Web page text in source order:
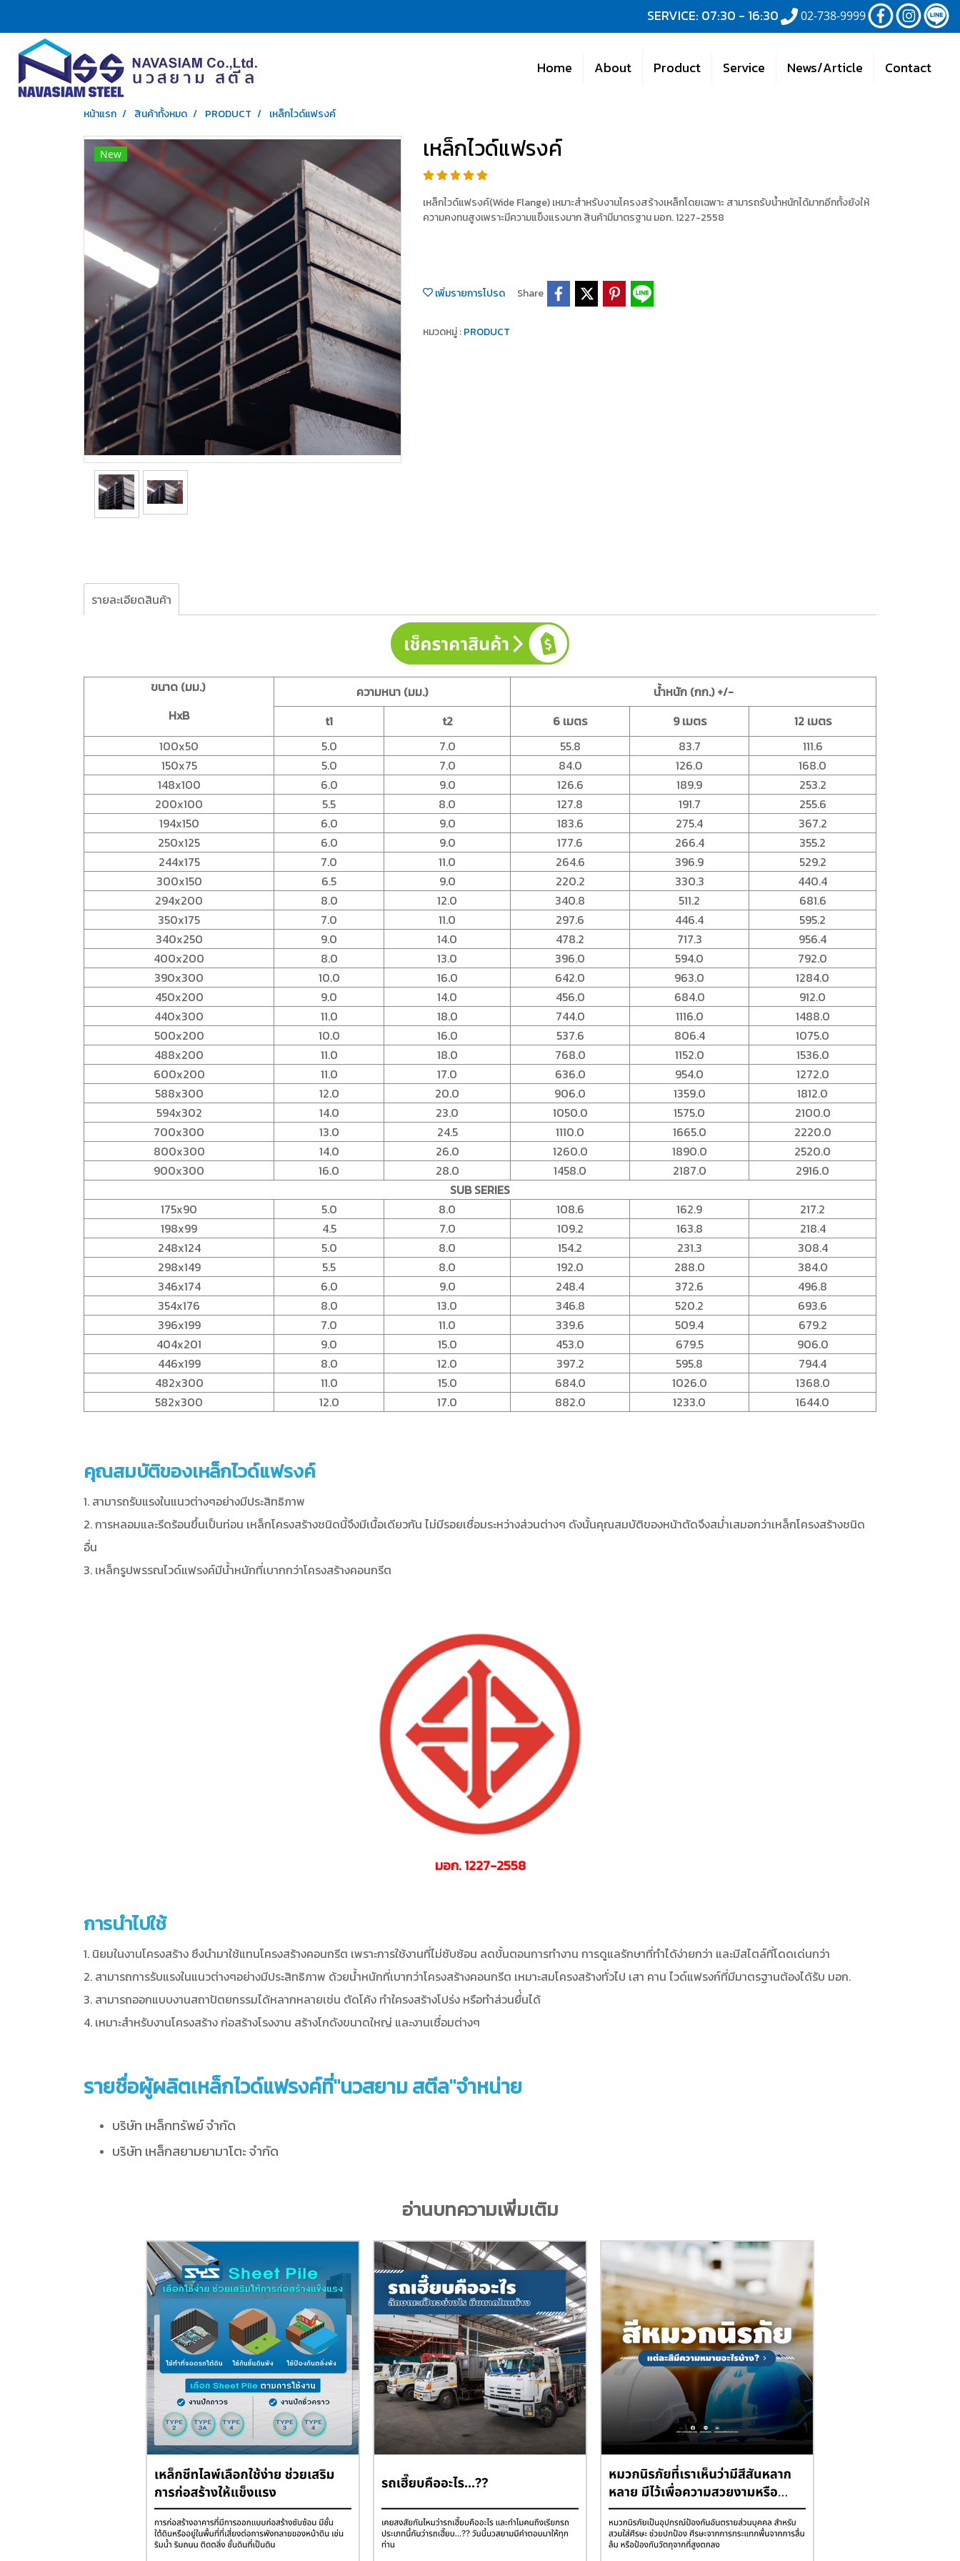
SERVICE: 07:30 - 16:30 02-738-9999
Home About Product Service News/Article Contact
หน้าแรก สินค้าทั้งหมด PRODUCT เหล็กไวด์แฟรงค์
New เหล็กไวด์แฟรงค์
เหล็กไวด์แฟรงค์(Wide Flange) เหมาะสำหรับงานโครงสร้างเหล็กโดยเฉพาะ สามารถรับน้ำหนักได้มากอีกทั้งยังให้
ความคงทนสูงเพราะมีความแข็งแรงมาก สินค้ามีมาตรฐาน มอก. 1227-2558
เพิ่มรายการโปรด Share
หมวดหมู่ :PRODUCT
รายละเอียดสินค้า
ขนาด (มม.)
HxB
ความหนา (มม.)
น้ำหนัก (กก.) +/-
t1
t2 6 เมตร 9 เมตร
12 เมตร
100x50
5.0 7.0 55.8 83.7
111.6
150x75
5.0 7.0 84.0 126.0
168.0
148x100
6.0 9.0 126.6 189.9
253.2
200x100
5.5 8.0 127.8 191.7
255.6
194x150
6.0 9.0 183.6 275.4
367.2
250x125
6.0 9.0 177.6 266.4
355.2
244x175
7.0 11.0 264.6 396.9
529.2
300x150
6.5 9.0 220.2 330.3
440.4
294x200
8.0 12.0 340.8 511.2
681.6
350x175
7.0 11.0 297.6 446.4
595.2
340x250
9.0 14.0 478.2 717.3
956.4
400x200
8.0 13.0 396.0 594.0
792.0
390x300
10.0 16.0 642.0 963.0
1284.0
450x200
9.0 14.0 456.0 684.0
912.0
440x300
11.0 18.0 744.0 1116.0
1488.0
500x200
10.0 16.0 537.6 806.4
1075.0
488x200
11.0 18.0 768.0 1152.0
1536.0
600x200
11.0 17.0 636.0 954.0
1272.0
588x300
12.0 20.0 906.0 1359.0
1812.0
594x302
14.0 23.0 1050.0 1575.0
2100.0
700x300
13.0 24.5 1110.0 1665.0
2220.0
800x300
14.0 26.0 1260.0 1890.0
2520.0
900x300
16.0 28.0 1458.0 2187.0
2916.0
SUB SERIES
175x90
5.0 8.0 108.6 162.9
217.2
198x99
4.5 7.0 109.2 163.8
218.4
248x124
5.0 8.0 154.2 231.3
308.4
298x149
5.5 8.0 192.0 288.0
384.0
346x174
6.0 9.0 248.4 372.6
496.8
354x176
8.0 13.0 346.8 520.2
693.6
396x199
7.0 11.0 339.6 509.4
679.2
404x201
9.0 15.0 453.0 679.5
906.0
446x199
8.0 12.0 397.2 595.8
794.4
482x300
11.0 15.0 684.0 1026.0
1368.0
582x300
12.0 17.0 882.0 1233.0 1644.0
คุณสมบัติของเหล็กไวด์แฟรงค์
1. สามารถรับแรงในแนวต่างๆอย่างมีประสิทธิภาพ
2. การหลอมและรีดร้อนขึ้นเป็นท่อน เหล็กโครงสร้างชนิดนี้จึงมีเนื้อเดียวกัน ไม่มีรอยเชื่อมระหว่างส่วนต่างๆ ดังนั้นคุณสมบัติของหน้าตัดจึงสม่ำเสมอกว่าเหล็กโครงสร้างชนิด
อื่น
3. เหล็กรูปพรรณไวด์แฟรงค์มีน้ำหนักที่เบากกว่าโครงสร้างคอนกรีต
มอก. 1227-2558
การนำไปใช้
1. นิยมในงานโครงสร้าง ซึงนำมาใช้แทนโครงสร้างคอนกรีต เพราะการใช้งานที่ไม่ซับซ้อน ลดขั้นตอนการทำงาน การดูแลรักษาที่ทำได้ง่ายกว่า และมีสไตล์ที่โดดเด่นกว่า
2. สามารถการรับแรงในแนวต่างๆอย่างมีประสิทธิภาพ ด้วยน้ำหนักที่เบากว่าโครงสร้างคอนกรีต เหมาะสมโครงสร้างทั่วไป เสา คาน ไวด์แฟรงก์ที่มีมาตรฐานต้องได้รับ มอก.
3. สามารถออกแบบงานสถาปัตยกรรมได้หลากหลายเช่น ตัดโค้ง ทำใครงสร้างโปร่ง หรือทำส่วนยื่่นได้
4. เหมาะสำหรับงานโครงสร้าง ก่อสร้างโรงงาน สร้างโกดังขนาดใหญ่ และงานเชื่อมต่างๆ
รายชื่อผู้ผลิตเหล็กไวด์แฟรงค์ที่"นวสยาม สตีล"จำหน่าย
บริษัท เหล็กทรัพย์ จำกัด
บริษัท เหล็กสยามยามาโตะ จำกัด
อ่านบทความเพิ่มเติม